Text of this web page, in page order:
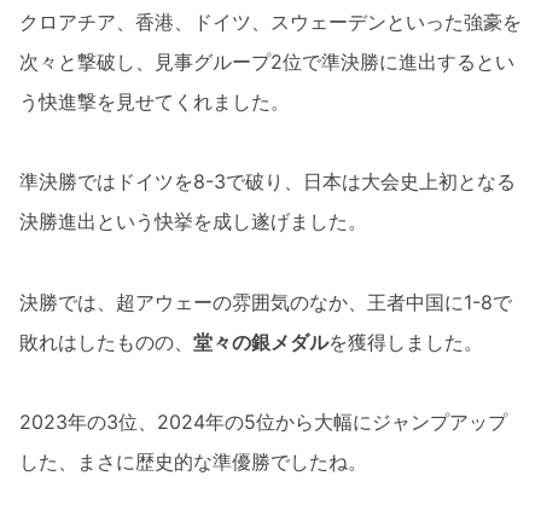
クロアチア、香港、ドイツ、スウェーデンといった強豪を
次々と撃破し、見事グループ2位で準決勝に進出するとい
う快進撃を見せてくれました。
準決勝ではドイツを8-3で破り、日本は大会史上初となる
決勝進出という快挙を成し遂げました。
決勝では、超アウェーの雰囲気のなか、王者中国に1-8で
敗れはしたものの、 堂々の銀メダルを獲得しました。
2023年の3位、2024年の5位から大幅にジャンプアップ
した、まさに歴史的な準優勝でしたね。